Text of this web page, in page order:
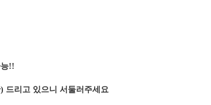
!!
드리고 있으니 서둘러주세요